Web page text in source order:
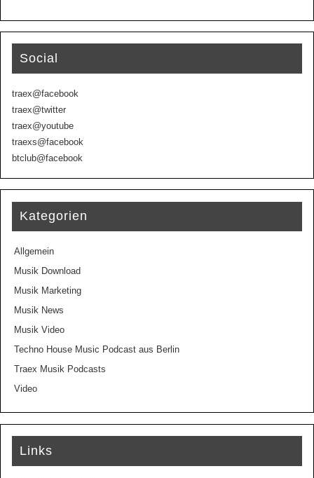
Social
traex@facebook
traex@twitter
traex@youtube
traexs@facebook
btclub@facebook
Kategorien
Allgemein
Musik Download
Musik Marketing
Musik News
Musik Video
Techno House Music Podcast aus Berlin
Traex Musik Podcasts
Video
Links